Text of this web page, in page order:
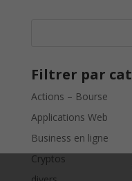
Filtrer par
Actions – Bourse
Applications Web
Business en ligne
Cryptos